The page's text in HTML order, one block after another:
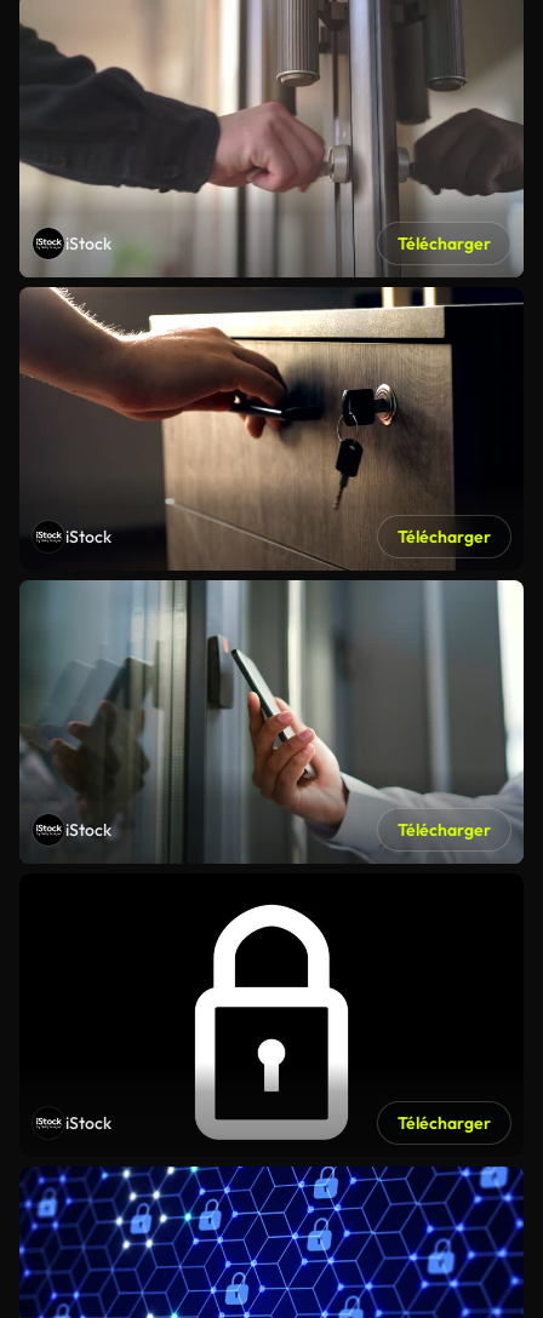
iStock Télécharger
iStock Télécharger
iStock Télécharger
iStock Télécharger